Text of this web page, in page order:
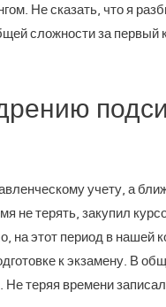
Не сказать, что я
сложности за первый
учету, а
не терять, закупил
на этот период в нашей
к экзамену. В
теряя времени